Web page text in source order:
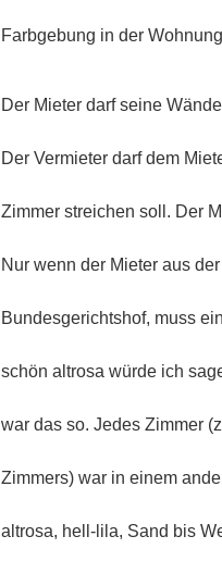
Farbgebung in der
Der Mieter darf seine
Der Vermieter darf dem
Zimmer streichen soll. Der
Nur wenn der Mieter aus
Bundesgerichtshof, muss
schön altrosa würde ich
war das so. Jedes Zimmer
Zimmers) war in einem
altrosa, hell-lila, Sand bis